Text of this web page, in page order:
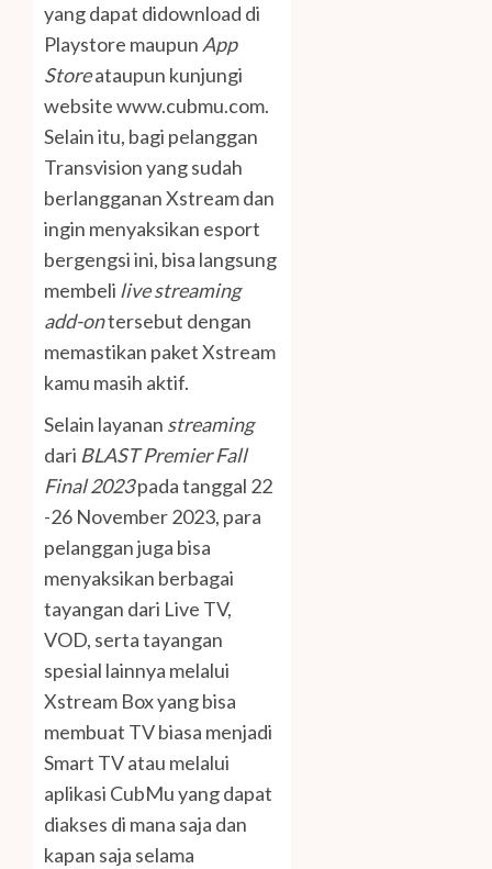
yang dapat didownload di
Playstore maupun App
Storeataupun kunjungi
website www.cubmu.com.
Selain itu, bagi pelanggan
Transvision yang sudah
berlangganan Xstream dan
ingin menyaksikan esport
bergengsi ini, bisa langsung
membeli live streaming
add-ontersebut dengan
memastikan paket Xstream
kamu masih aktif.
Selain layanan streaming
dari BLAST Premier Fall
Final 2023pada tanggal 22
-26 November 2023, para
pelanggan juga bisa
menyaksikan berbagai
tayangan dari Live TV,
VOD, serta tayangan
spesial lainnya melalui
Xstream Box yang bisa
membuat TV biasa menjadi
Smart TV atau melalui
aplikasi CubMu yang dapat
diakses di mana saja dan
kapan saja selama